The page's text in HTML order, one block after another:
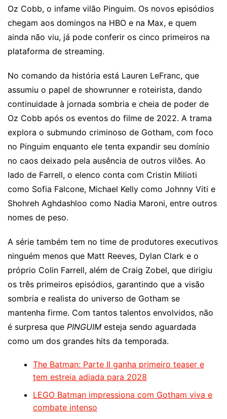
Oz Cobb, o infame vilão Pinguim. Os novos episódios
chegam aos domingos na HBO e na Max, e quem
ainda não viu, já pode conferir os cinco primeiros na
plataforma de streaming.
No comando da história está Lauren LeFranc, que
assumiu o papel de showrunner e roteirista, dando
continuidade à jornada sombria e cheia de poder de
Oz Cobb após os eventos do filme de 2022. A trama
explora o submundo criminoso de Gotham, com foco
no Pinguim enquanto ele tenta expandir seu domínio
no caos deixado pela ausência de outros vilões. Ao
lado de Farrell, o elenco conta com Cristin Milioti
como Sofia Falcone, Michael Kelly como Johnny Viti e
Shohreh Aghdashloo como Nadia Maroni, entre outros
nomes de peso.
A série também tem no time de produtores executivos
ninguém menos que Matt Reeves, Dylan Clark e o
próprio Colin Farrell, além de Craig Zobel, que dirigiu
os três primeiros episódios, garantindo que a visão
sombria e realista do universo de Gotham se
mantenha firme. Com tantos talentos envolvidos, não
é surpresa que PINGUIM esteja sendo aguardada
como um dos grandes hits da temporada.
The Batman: Parte II ganha primeiro teaser e
tem estreia adiada para 2028
LEGO Batman impressiona com Gotham viva e
combate intenso